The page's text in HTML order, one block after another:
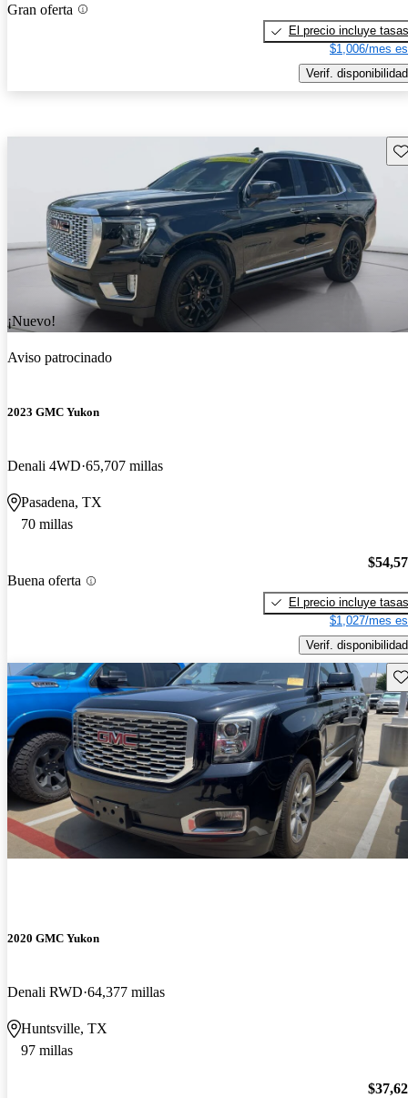
Gran oferta
El precio incluye tasas
$1,006/mes
Verif. disponibilidad
¡Nuevo!
Aviso patrocinado
2023 GMC Yukon
Denali 4WD 65,707 millas
Pasadena, TX
70 millas
Buena oferta
El precio incluye tasas
$1,027/mes
Verif. disponibilidad
2020 GMC Yukon
Denali RWD 64,377 millas
Huntsville, TX
97 millas